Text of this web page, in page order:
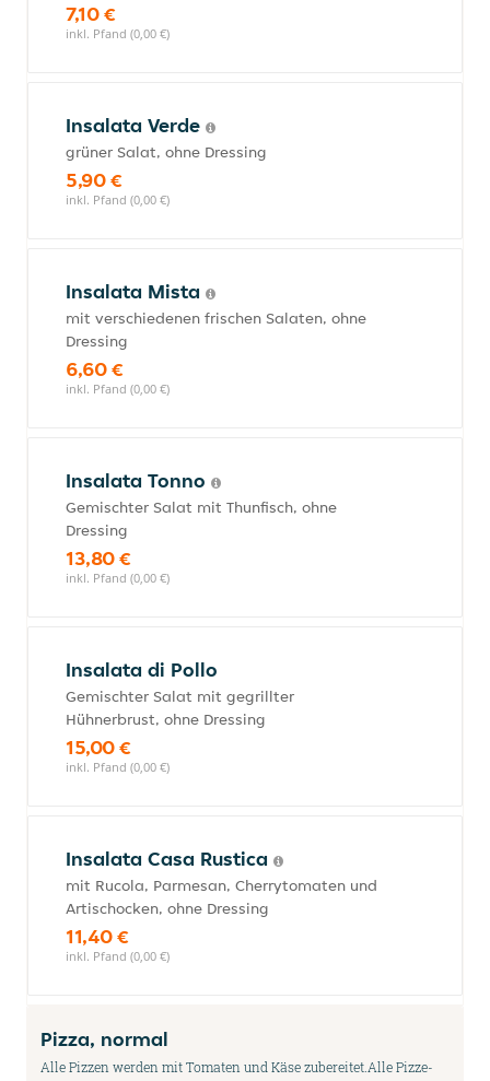
7,10 €
inkl. Pfand (0,00 €)
Insalata Verde
grüner Salat, ohne Dressing
5,90 €
inkl. Pfand (0,00 €)
Insalata Mista
mit verschiedenen frischen Salaten, ohne
Dressing
6,60 €
inkl. Pfand (0,00 €)
Insalata Tonno
Gemischter Salat mit Thunfisch, ohne
Dressing
13,80 €
inkl. Pfand (0,00 €)
Insalata di Pollo
Gemischter Salat mit gegrillter
Hühnerbrust, ohne Dressing
15,00 €
inkl. Pfand (0,00 €)
Insalata Casa Rustica
mit Rucola, Parmesan, Cherrytomaten und
Artischocken, ohne Dressing
11,40 €
inkl. Pfand (0,00 €)
Pizza, normal
Alle Pizzen werden mit Tomaten und Käse zubereitet.Alle Pizze-